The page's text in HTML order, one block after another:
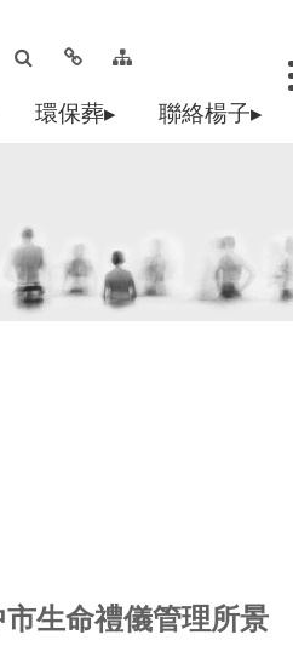
環保葬▸ 聯絡楊子▸
市生命禮儀管理所景